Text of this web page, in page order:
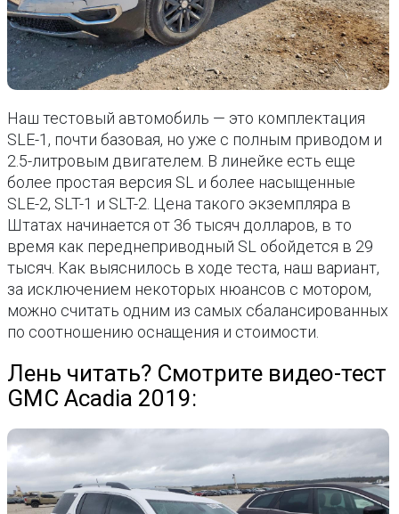
Наш тестовый автомобиль — это комплектация
SLE-1, почти базовая, но уже с полным приводом и
2.5-литровым двигателем. В линейке есть еще
более простая версия SL и более насыщенные
SLE-2, SLT-1 и SLT-2. Цена такого экземпляра в
Штатах начинается от 36 тысяч долларов, в то
время как переднеприводный SL обойдется в 29
тысяч. Как выяснилось в ходе теста, наш вариант,
за исключением некоторых нюансов с мотором,
можно считать одним из самых сбалансированных
по соотношению оснащения и стоимости.
Лень читать? Смотрите видео-тест
GMC Acadia 2019: